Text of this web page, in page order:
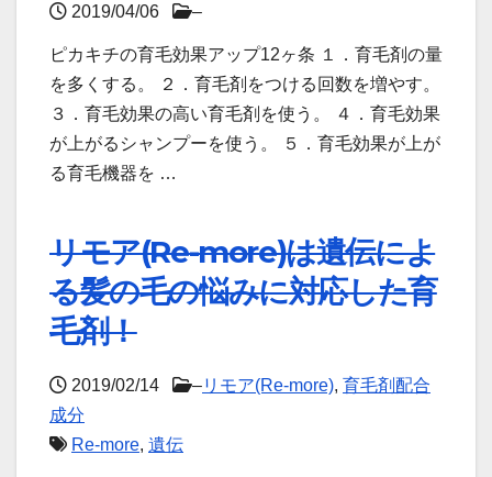
2019/04/06 –
ピカキチの育毛効果アップ12ヶ条 １．育毛剤の量
を多くする。 ２．育毛剤をつける回数を増やす。
３．育毛効果の高い育毛剤を使う。 ４．育毛効果
が上がるシャンプーを使う。 ５．育毛効果が上が
る育毛機器を …
リモア(Re-more)は遺伝によ
る髪の毛の悩みに対応した育
毛剤！
2019/02/14 –リモア(Re-more), 育毛剤配合
成分
Re-more, 遺伝